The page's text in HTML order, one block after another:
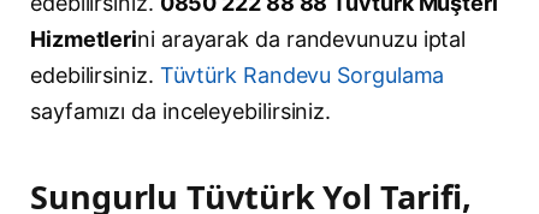
Hizmetlerini arayarak da randevunuzu iptal
edebilirsiniz. Tüvtürk Randevu Sorgulama
sayfamızı da inceleyebilirsiniz.
Sungurlu Tüvtürk Yol Tarifi,